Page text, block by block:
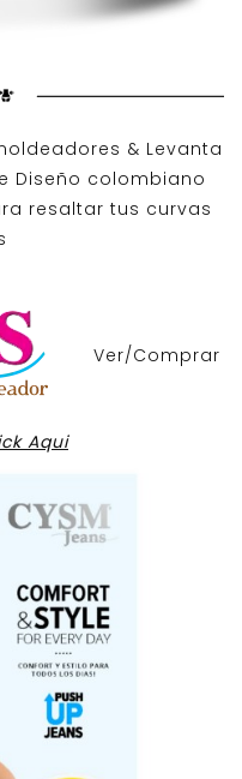
& Levanta
Diseño colombiano
resaltar tus curvas
Ver/Comprar
Aqui